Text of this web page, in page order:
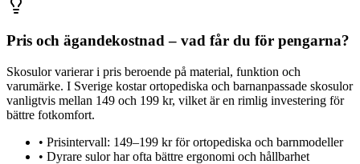
Pris och ägandekostnad – vad får du för pengarna?
Skosulor varierar i pris beroende på material, funktion och
varumärke. I Sverige kostar ortopediska och barnanpassade skosulor
vanligtvis mellan 149 och 199 kr, vilket är en rimlig investering för
bättre fotkomfort.
• Prisintervall: 149–199 kr för ortopediska och barnmodeller
• Dyrare sulor har ofta bättre ergonomi och hållbarhet